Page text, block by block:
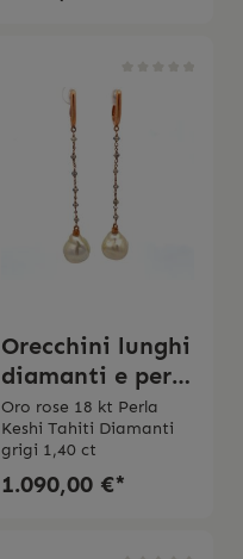
Orecchini lunghi
diamanti e perla
keshi tahiti
Oro rose 18 kt Perla
Keshi Tahiti Diamanti
grigi 1,40 ct
1.090,00 €*